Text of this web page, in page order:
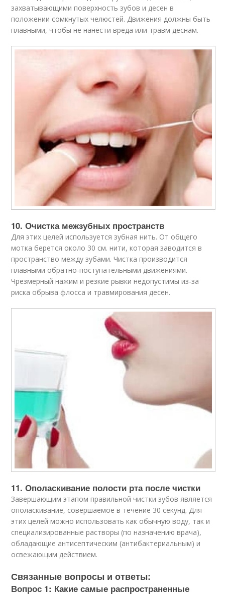
захватывающими поверхность зубов и десен в
положении сомкнутых челюстей. Движения должны быть
плавными, чтобы не нанести вреда или травм деснам.
10. Очистка межзубных пространств
Для этих целей используется зубная нить. От общего
мотка берется около 30 см. нити, которая заводится в
пространство между зубами. Чистка производится
плавными обратно-поступательными движениями.
Чрезмерный нажим и резкие рывки недопустимы из-за
риска обрыва флосса и травмирования десен.
11. Ополаскивание полости рта после чистки
Завершающим этапом правильной чистки зубов является
ополаскивание, совершаемое в течение 30 секунд. Для
этих целей можно использовать как обычную воду, так и
специализированные растворы (по назначению врача),
обладающие антисептическим (антибактериальным) и
освежающим действием.
Связанные вопросы и ответы:
Вопрос 1: Какие самые распространенные